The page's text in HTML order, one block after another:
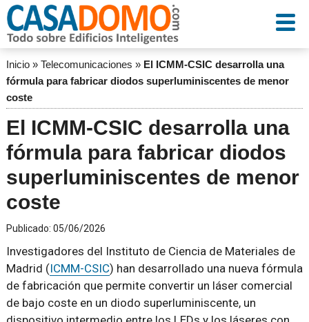
Inicio» Telecomunicaciones » El ICMM-CSIC desarrolla una
fórmula para fabricar diodos superluminiscentes de menor
coste
El ICMM-CSIC desarrolla una
fórmula para fabricar diodos
superluminiscentes de menor
coste
Publicado: 05/06/2026
Investigadores del Instituto de Ciencia de Materiales de
Madrid (ICMM-CSIC) han desarrollado una nueva fórmula
de fabricación que permite convertir un láser comercial
de bajo coste en un diodo superluminiscente, un